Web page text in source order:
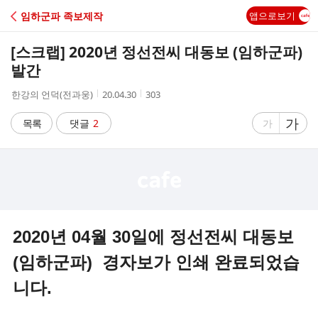
C
A
임하군파 족보제작 앱으로보기
[스크랩] 2020년 정선전씨 대동보 (임하군파)
발간
작
자
한강의 언덕(전과웅)
작
시
간
20.04.30
조
303
목록 댓글 2
글
게
가
글
자
게
가
2020년 04월 30일에 정선전씨 대동보
(임하군파) 경자보가 인쇄 완료되었습
니다.